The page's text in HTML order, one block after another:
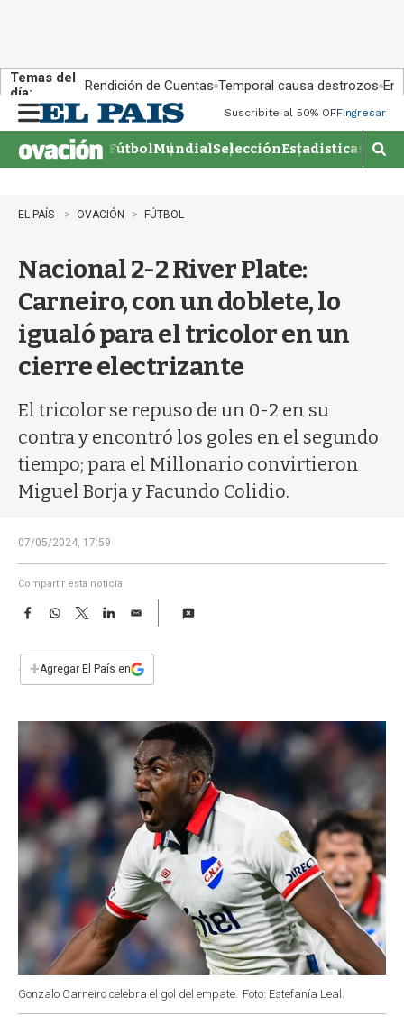
Temas del
día:
Rendición de Cuentas Temporal causa destrozos En
n
u
Suscribite al 50% OFFIngresar
FútbolMundialSelecciónEstadisticas
M
o
EL PAÍS OVACIÓN FÚTBOL
Nacional 2-2 River Plate:
Carneiro, con un doblete, lo
igualó para el tricolor en un
cierre electrizante
El tricolor se repuso de un 0-2 en su
contra y encontró los goles en el segundo
tiempo; para el Millonario convirtieron
Miguel Borja y Facundo Colidio.
07/05/2024, 17:59
Compartir esta noticia
F
e
b
W
s
p
T
w
t
L
n
E
i
l
+Agregar El País en
Gonzalo Carneiro celebra el gol del empate. Foto: Estefanía Leal.